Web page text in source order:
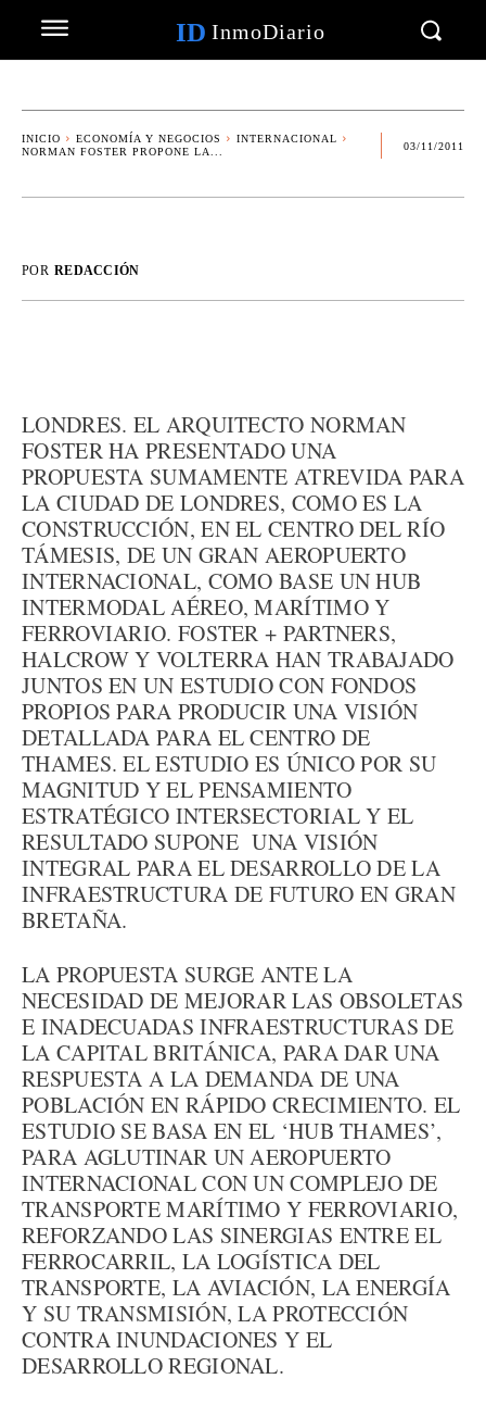
ID InmoDiario
INICIO ECONOMÍA Y NEGOCIOS
INTERNACIONAL
NORMAN FOSTER PROPONE LA...
03/11/2011
POR REDACCIÓN
LONDRES. EL ARQUITECTO NORMAN
FOSTER HA PRESENTADO UNA
PROPUESTA SUMAMENTE ATREVIDA PARA
LA CIUDAD DE LONDRES, COMO ES LA
CONSTRUCCIÓN, EN EL CENTRO DEL RÍO
TÁMESIS, DE UN GRAN AEROPUERTO
INTERNACIONAL, COMO BASE UN HUB
INTERMODAL AÉREO, MARÍTIMO Y
FERROVIARIO. FOSTER + PARTNERS,
HALCROW Y VOLTERRA HAN TRABAJADO
JUNTOS EN UN ESTUDIO CON FONDOS
PROPIOS PARA PRODUCIR UNA VISIÓN
DETALLADA PARA EL CENTRO DE
THAMES. EL ESTUDIO ES ÚNICO POR SU
MAGNITUD Y EL PENSAMIENTO
ESTRATÉGICO INTERSECTORIAL Y EL
RESULTADO SUPONE UNA VISIÓN
INTEGRAL PARA EL DESARROLLO DE LA
INFRAESTRUCTURA DE FUTURO EN GRAN
BRETAÑA.
LA PROPUESTA SURGE ANTE LA
NECESIDAD DE MEJORAR LAS OBSOLETAS
E INADECUADAS INFRAESTRUCTURAS DE
LA CAPITAL BRITÁNICA, PARA DAR UNA
RESPUESTA A LA DEMANDA DE UNA
POBLACIÓN EN RÁPIDO CRECIMIENTO. EL
ESTUDIO SE BASA EN EL ‘HUB THAMES’,
PARA AGLUTINAR UN AEROPUERTO
INTERNACIONAL CON UN COMPLEJO DE
TRANSPORTE MARÍTIMO Y FERROVIARIO,
REFORZANDO LAS SINERGIAS ENTRE EL
FERROCARRIL, LA LOGÍSTICA DEL
TRANSPORTE, LA AVIACIÓN, LA ENERGÍA
Y SU TRANSMISIÓN, LA PROTECCIÓN
CONTRA INUNDACIONES Y EL
DESARROLLO REGIONAL.